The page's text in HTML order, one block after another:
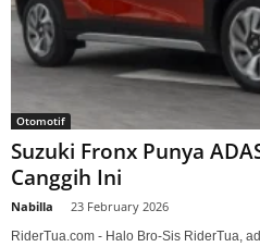
Otomotif
Suzuki Fronx Punya
Canggih Ini
Nabilla 23 February 2026
RiderTua.com - Halo Bro-Sis RiderTua,